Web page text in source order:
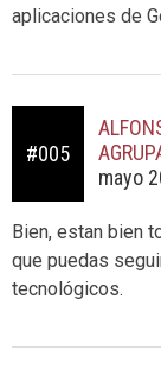
aplicaciones de
#005
mayo
Bien, estan bien
que puedas
tecnológicos.